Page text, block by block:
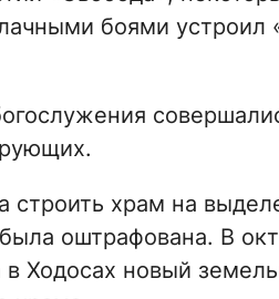
боями
строить храм на
оштрафована. В
Ходосах новый